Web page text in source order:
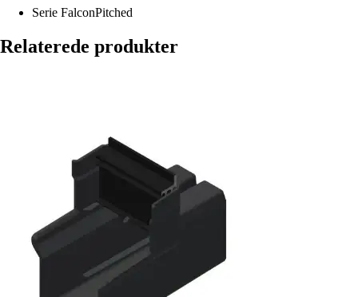
Serie FalconPitched
Relaterede produkter